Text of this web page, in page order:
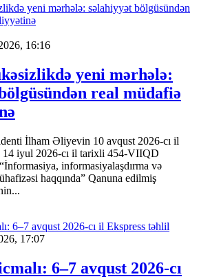
16:16
yeni mərhələ:
real müdafiə
İlham Əliyevin 10 avqust 2026-cı il
14 iyul 2026-cı il tarixli 454-VIIQD
informasiyalaşdırma və
haqqında” Qanuna edilmiş
Ekspress təhlil
17:07
6–7 avqust 2026-cı